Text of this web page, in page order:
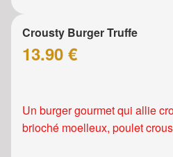
Crousty Burger Truffe
13.90 €
Un burger gourmet qui allie
brioché moelleux, poulet